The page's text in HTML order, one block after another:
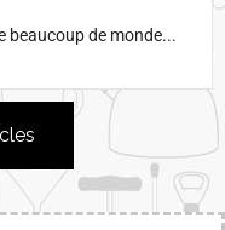
beaucoup de monde...